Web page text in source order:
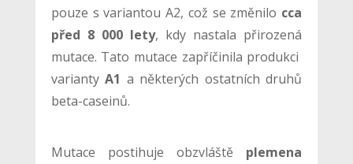
pouze s variantou A2, což se změnilo cca
před 8 000 lety, kdy nastala přirozená
mutace. Tato mutace zapříčinila produkci
variantyA1 a některých ostatních druhů
beta-caseinů.
Mutace postihuje obzvláště plemena